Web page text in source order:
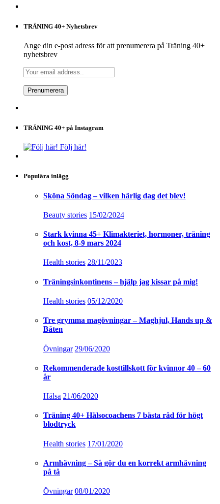
TRÄNING 40+ Nyhetsbrev
Ange din e-post adress för att prenumerera på Träning 40+
nyhetsbrev
TRÄNING 40+ på Instagram
Följ här!
Populära inlägg
Sköna Söndag – vilken härlig dag det blev!
Beauty stories 15/02/2024
Stark kvinna 45+ Klimakteriet, hormoner, träning
och kost, 8-9 mars 2024
Health stories 28/11/2023
Träningsinkontinens – hjälp jag kissar på mig!
Health stories 05/12/2020
Tre grymma magövningar – Maghjul, Hands up &
Båten
Övningar 29/06/2020
Rekommenderade kosttillskott för kvinnor 40 – 60
år
Hälsa 21/06/2020
Träning 40+ Hälsocoachens 7 bästa råd för högt
blodtryck
Health stories 17/01/2020
Armhävning – Så gör du en korrekt armhävning
på tå
Övningar 08/01/2020